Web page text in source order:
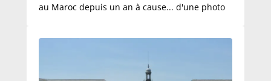
au Maroc depuis un an à cause... d'une photo